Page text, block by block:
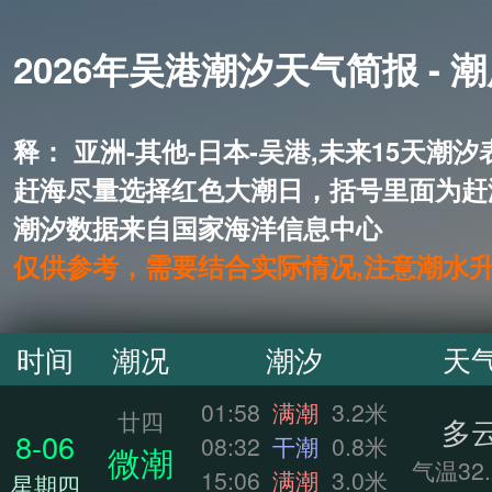
2026年吴港潮汐天气简报 -
释： 亚洲-其他-日本-吴港,未来15天
赶海尽量选择红色大潮日，括号里面为
潮汐数据来自国家海洋信息中心
仅供参考，需要结合实际情况,注意潮水
时间 潮况 潮汐 天
8-06
星期四
廿四
微潮
01:58 满潮 3.2米
08:32 干潮 0.8米
15:06 满潮 3.0米
多
气温